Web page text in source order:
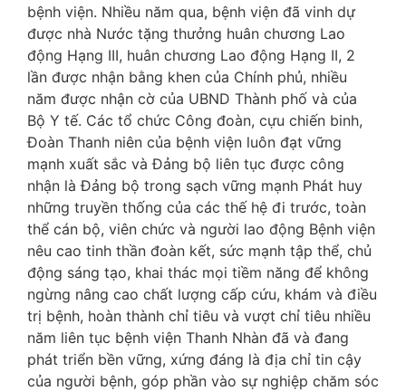
bệnh viện. Nhiều năm qua, bệnh viện đã vinh dự
được nhà Nước tặng thưởng huân chương Lao
động Hạng III, huân chương Lao động Hạng II, 2
lần được nhận bằng khen của Chính phủ, nhiều
năm được nhận cờ của UBND Thành phố và của
Bộ Y tế. Các tổ chức Công đoàn, cựu chiến binh,
Đoàn Thanh niên của bệnh viện luôn đạt vững
mạnh xuất sắc và Đảng bộ liên tục được công
nhận là Đảng bộ trong sạch vững mạnh Phát huy
những truyền thống của các thế hệ đi trước, toàn
thể cán bộ, viên chức và người lao động Bệnh viện
nêu cao tinh thần đoàn kết, sức mạnh tập thể, chủ
động sáng tạo, khai thác mọi tiềm năng để không
ngừng nâng cao chất lượng cấp cứu, khám và điều
trị bệnh, hoàn thành chỉ tiêu và vượt chỉ tiêu nhiều
năm liên tục bệnh viện Thanh Nhàn đã và đang
phát triển bền vững, xứng đáng là địa chỉ tin cậy
của người bệnh, góp phần vào sự nghiệp chăm sóc